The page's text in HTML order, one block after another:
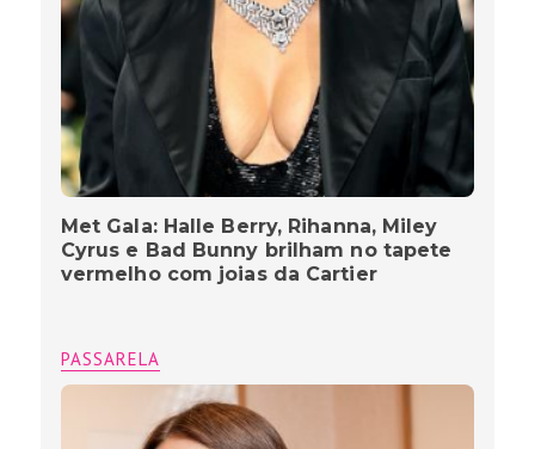
Met Gala: Halle Berry, Rihanna, Miley
Cyrus e Bad Bunny brilham no tapete
vermelho com joias da Cartier
PASSARELA